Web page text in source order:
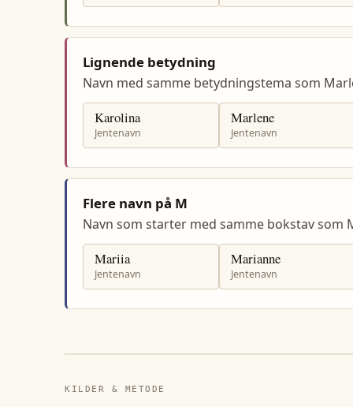
Lignende betydning
Navn med samme betydningstema som
Karolina
Jentenavn
Marlene
Jentenavn
Flere navn på M
Navn som starter med samme bokstav som
Mariia
Jentenavn
Marianne
Jentenavn
KILDER & METODE